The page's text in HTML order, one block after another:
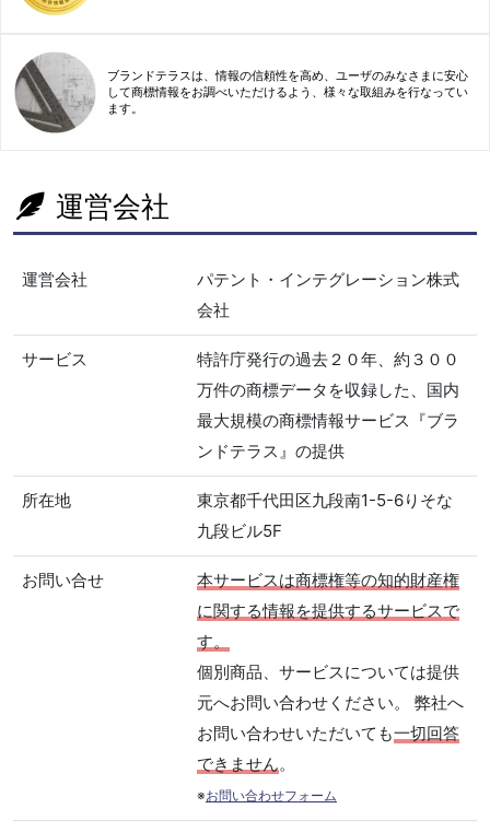
ブランドテラスは、情報の信頼性を高め、ユーザのみなさまに安心
して商標情報をお調べいただけるよう、様々な取組みを行なってい
ます。
運営会社
運営会社
パテント・インテグレーション株式
会社
サービス
特許庁発行の過去２０年、約３００
万件の商標データを収録した、国内
最大規模の商標情報サービス『ブラ
ンドテラス』の提供
所在地
東京都千代田区九段南1-5-6りそな
九段ビル5F
お問い合せ
本サービスは商標権等の知的財産権
に関する情報を提供するサービスで
す。
個別商品、サービスについては提供
元へお問い合わせください。 弊社へ
お問い合わせいただいても一切回答
できません。
※お問い合わせフォーム